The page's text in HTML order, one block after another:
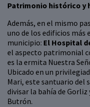
Patrimonio histórico y
Además, en el mismo
uno de los edificios
municipio: El Hospital
el aspecto patrimonial
es la ermita Nuestra
Ubicado en un
Mari, este santuario del
divisar la bahía de Gorliz
Butrón.